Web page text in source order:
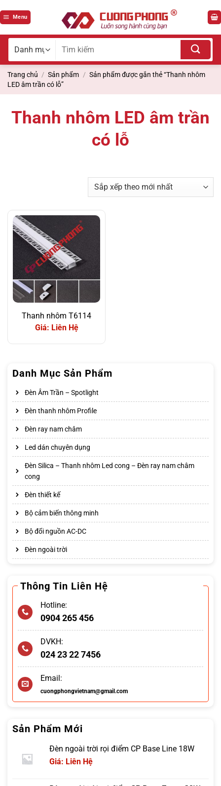
qua
Menu
Tìm
Trang chủ / Sản phẩm / Sản phẩm được gắn thẻ “Thanh nhôm
LED âm trần có lỗ”
Danh Mục Sản Phẩm
Đèn Âm Trần – Spotlight
Đèn thanh nhôm Profile
Đèn ray nam châm
Led dán chuyên dụng
Đèn Silica – Thanh nhôm Led cong – Đèn ray nam châm
cong
Đèn thiết kế
Bộ cảm biến thông minh
Bộ đổi nguồn AC-DC
Đèn ngoài trời
Thông Tin Liên Hệ
Hotline:
0904 265 456
DVKH:
024 23 22 7456
Email:
cuongphongvietnam@gmail.com
Sản Phẩm Mới
Đèn ngoài trời rọi điểm CP Base Line 18W
Giá: Liên Hệ
Thanh nhôm LED âm trần
có lỗ
Thanh nhôm T6114
Giá: Liên Hệ